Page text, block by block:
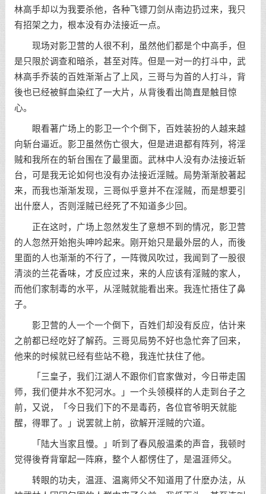
林高手却以为我要杀他，各种飞镖刀剑从南边扔过来，我只
有招架之力，根本没有办法接近一点。
现场对影卫营的人很不利，虽然他们都是个中高手，但
是只限於调查和暗杀，甚至对阵。但是一对一的打斗中，武
林高手乔装的百姓渐渐占了上风，三哥与为首的人打斗，背
後也已经被鲜血染红了一大片，从背後看出简直是触目惊
心。
眼看著广场上的影卫一个个倒下，百姓装扮的人越来越
向斩台逼近。影卫虽然伤亡很大，但是进退都有阵列，将淫
贼和我所在的斩台围在了最里面。武林中人没有办法接近斩
台，可是我无论如何也没有办法接近淫贼。局势渐渐胶著起
来，而我也渐渐发现，三哥似乎意并不在淫贼，而是想要引
出什麽人，否则淫贼已经死了不知道多少回。
正在这时，广场上忽然发生了意想不到的情况，影卫营
的人忽然开始抱头呻吟起来。刚开始只是最外层的人，而後
里面的人也渐渐的不行了，一阵微风吹过，我闻到了一股很
清淡的兰花香味，才反应过来，来的人应该有淫贼的家人，
而他们家制毒的水平，从淫贼就能看出来。我连忙捂住了鼻
子。
影卫营的人一个一个倒下，百姓们却没有反应，估计来
之前都已经吃好了解药。三哥见局势不好也急忙奔了回来，
他来的时候就已经有些站不稳，我连忙扶住了他。
「三皇子，我们江湖人不跟你们官家做对，今日带走国
师，我们便井水不犯河水。」一个头领模样的人走到台子之
前，又说，「今日我们下的不是毒药，各位官爷明天就能
醒，得罪了。」说罢就上前，欲解开淫贼的穴道。
「陆大当家且慢。」听到了春风般温柔的声音，我顿时
觉得後脊背窜起一阵麻，整个人都愣住了，是温涯师父。
转眼的功夫，温涯、温离师父不知道用了什麽办法，从